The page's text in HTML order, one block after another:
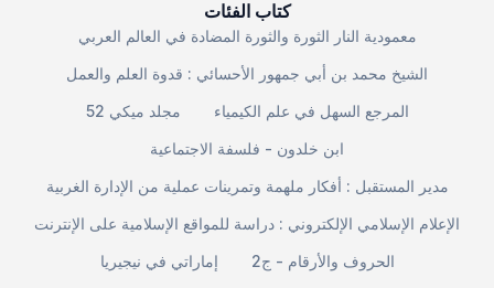
كتاب الفئات
معمودية النار الثورة والثورة المضادة في العالم العربي
الشيخ محمد بن أبي جمهور الأحسائي : قدوة العلم والعمل
مجلد ميكي 52
المرجع السهل في علم الكيمياء
ابن خلدون - فلسفة الاجتماعية
مدير المستقبل : أفكار ملهمة وتمرينات عملية من الإدارة الغربية
الإعلام الإسلامي الإلكتروني : دراسة للمواقع الإسلامية على الإنترنت
إماراتي في نيجيريا
الحروف والأرقام - ج2